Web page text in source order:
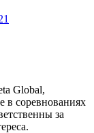
Global,
в соревнованиях
за